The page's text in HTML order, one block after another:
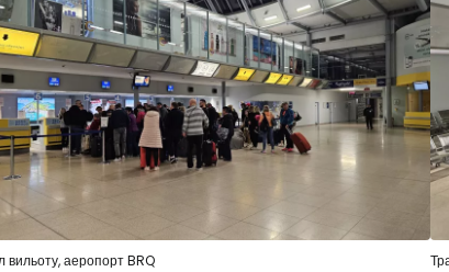
вильоту, аеропорт BRQ